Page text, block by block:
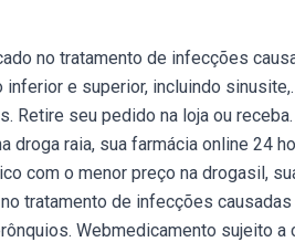
no tratamento de infecções
e superior, incluindo
Retire seu pedido na loja ou
droga raia, sua farmácia online 24
com o menor preço na drogasil,
tratamento de infecções
Webmedicamento sujeito